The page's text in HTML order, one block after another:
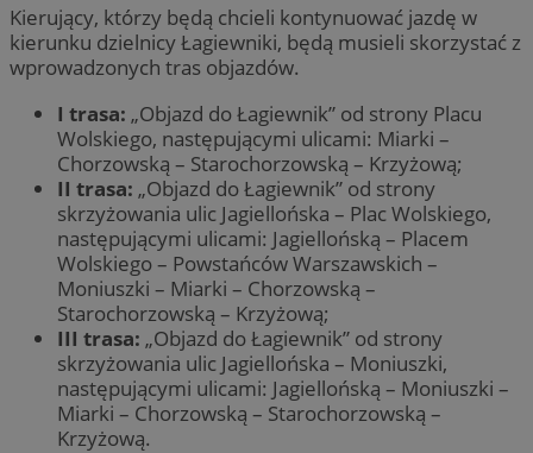
Kierujący, którzy będą chcieli kontynuować jazdę w
kierunku dzielnicy Łagiewniki, będą musieli skorzystać z
wprowadzonych tras objazdów.
I trasa: „Objazd do Łagiewnik” od strony Placu
Wolskiego, następującymi ulicami: Miarki –
Chorzowską – Starochorzowską – Krzyżową;
II trasa: „Objazd do Łagiewnik” od strony
skrzyżowania ulic Jagiellońska – Plac Wolskiego,
następującymi ulicami: Jagiellońską – Placem
Wolskiego – Powstańców Warszawskich –
Moniuszki – Miarki – Chorzowską –
Starochorzowską – Krzyżową;
III trasa: „Objazd do Łagiewnik” od strony
skrzyżowania ulic Jagiellońska – Moniuszki,
następującymi ulicami: Jagiellońską – Moniuszki –
Miarki – Chorzowską – Starochorzowską –
Krzyżową.